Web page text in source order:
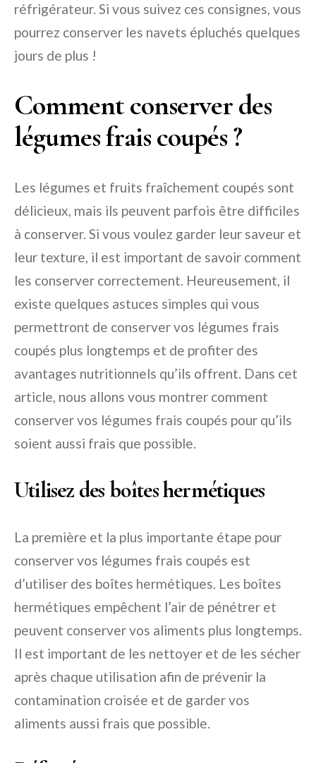
réfrigérateur. Si vous suivez ces consignes, vous
pourrez conserver les navets épluchés quelques
jours de plus !
Comment conserver des
légumes frais coupés ?
Les légumes et fruits fraîchement coupés sont
délicieux, mais ils peuvent parfois être difficiles
à conserver. Si vous voulez garder leur saveur et
leur texture, il est important de savoir comment
les conserver correctement. Heureusement, il
existe quelques astuces simples qui vous
permettront de conserver vos légumes frais
coupés plus longtemps et de profiter des
avantages nutritionnels qu’ils offrent. Dans cet
article, nous allons vous montrer comment
conserver vos légumes frais coupés pour qu’ils
soient aussi frais que possible.
Utilisez des boîtes hermétiques
La première et la plus importante étape pour
conserver vos légumes frais coupés est
d’utiliser des boîtes hermétiques. Les boîtes
hermétiques empêchent l’air de pénétrer et
peuvent conserver vos aliments plus longtemps.
Il est important de les nettoyer et de les sécher
après chaque utilisation afin de prévenir la
contamination croisée et de garder vos
aliments aussi frais que possible.